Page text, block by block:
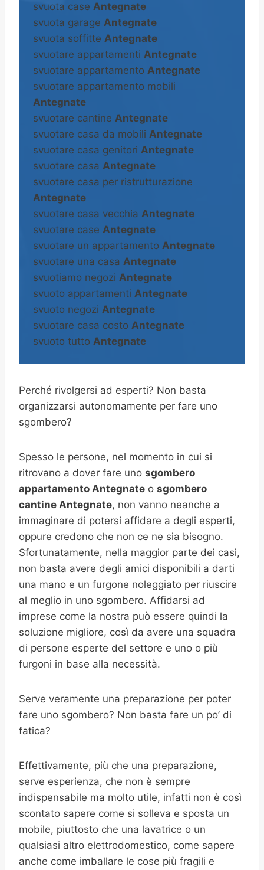
svuota case Antegnate
svuota garage Antegnate
svuota soffitte Antegnate
svuotare appartamenti Antegnate
svuotare appartamento Antegnate
svuotare appartamento mobili
Antegnate
svuotare cantine Antegnate
svuotare casa da mobili Antegnate
svuotare casa genitori Antegnate
svuotare casa Antegnate
svuotare casa per ristrutturazione
Antegnate
svuotare casa vecchia Antegnate
svuotare case Antegnate
svuotare un appartamento Antegnate
svuotare una casa Antegnate
svuotiamo negozi Antegnate
svuoto appartamenti Antegnate
svuoto negozi Antegnate
svuotare casa costo Antegnate
svuoto tutto Antegnate
Perché rivolgersi ad esperti? Non basta
organizzarsi autonomamente per fare uno
sgombero?
Spesso le persone, nel momento in cui si
ritrovano a dover fare uno sgombero
appartamento Antegnate o sgombero
cantine Antegnate, non vanno neanche a
immaginare di potersi affidare a degli esperti,
oppure credono che non ce ne sia bisogno.
Sfortunatamente, nella maggior parte dei casi,
non basta avere degli amici disponibili a darti
una mano e un furgone noleggiato per riuscire
al meglio in uno sgombero. Affidarsi ad
imprese come la nostra può essere quindi la
soluzione migliore, così da avere una squadra
di persone esperte del settore e uno o più
furgoni in base alla necessità.
Serve veramente una preparazione per poter
fare uno sgombero? Non basta fare un po’ di
fatica?
Effettivamente, più che una preparazione,
serve esperienza, che non è sempre
indispensabile ma molto utile, infatti non è così
scontato sapere come si solleva e sposta un
mobile, piuttosto che una lavatrice o un
qualsiasi altro elettrodomestico, come sapere
anche come imballare le cose più fragili e